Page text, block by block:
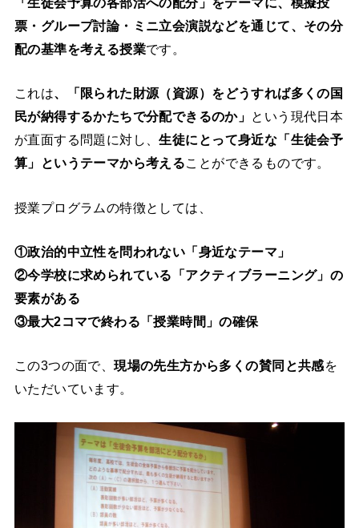
票・グループ討論・ミニ立会演説などを通じて、その分
配の基準を考える授業です。
これは、「限られた財源（資源）をどうすれば多くの国
民が納得するかたちで分配できるのか」 という現代日本
が直面する問題に対し、生徒にとって身近な「生徒会予
算」というテーマから考えることができるものです。
授業プログラムの特徴としては、
①政治的中立性を問われない「身近なテーマ」
②今学校に求められている「アクティブラーニング」の
要素がある
③最大2コマで終わる「授業時間」の確保
この3つの面で、現場の先生方から多くの賛同と共感を
いただいています。